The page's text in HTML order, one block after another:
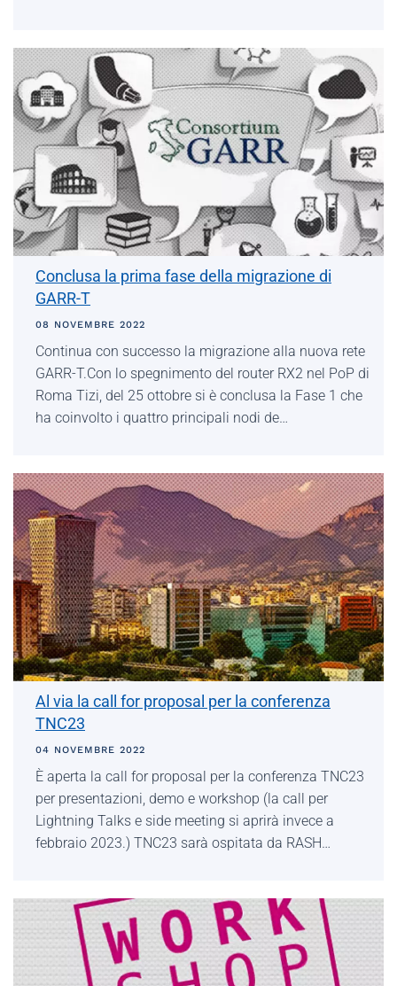
Conclusa la prima fase della migrazione di
GARR-T
08 NOVEMBRE 2022
Continua con successo la migrazione alla nuova rete
GARR-T.Con lo spegnimento del router RX2 nel PoP di
Roma Tizi, del 25 ottobre si è conclusa la Fase 1 che
ha coinvolto i quattro principali nodi de…
Al via la call for proposal per la conferenza
TNC23
04 NOVEMBRE 2022
È aperta la call for proposal per la conferenza TNC23
per presentazioni, demo e workshop (la call per
Lightning Talks e side meeting si aprirà invece a
febbraio 2023.) TNC23 sarà ospitata da RASH…